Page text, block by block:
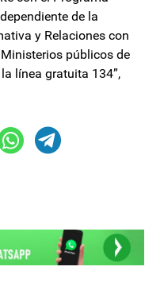
de la
y Relaciones con
públicos de
línea gratuita 134”,